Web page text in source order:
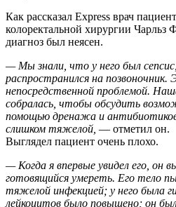
Как рассказал Express врач
колоректальной хирургии Чарльз
диагноз был неясен.
— Мы знали, что у него был
распространился на позвоночник.
непосредственной проблемой.
собралась, чтобы обсудить
помощью дренажа и
слишком тяжелой, — отметил он.
Выглядел пациент очень плохо.
— Когда я впервые увидел его, он
готовящийся умереть. Его тело
тяжелой инфекцией; у него была
лейкоцитов было повышено; он